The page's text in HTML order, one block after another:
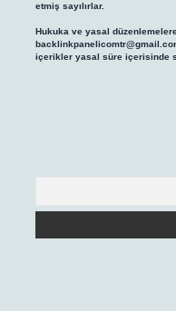
etmiş sayılırlar.
Hukuka ve yasal
içerikler yasal süre içerisinde